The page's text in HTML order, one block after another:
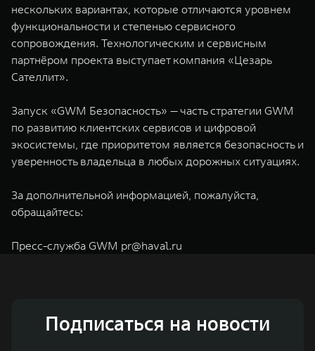
нескольких вариантах, которые отличаются уровнем
функциональности и степенью сервисного
сопровождения. Технологическим и сервисным
партнёром проекта выступает компания «Цезарь
Сателлит».
Запуск «GWM Безопасность» — часть стратегии GWM
по развитию клиентских сервисов и цифровой
экосистемы, где приоритетом является безопасность и
уверенность владельца в любых дорожных ситуациях.
За дополнительной информацией, пожалуйста,
обращайтесь:
Пресс-служба GWM pr@haval.ru
Подписаться на новости